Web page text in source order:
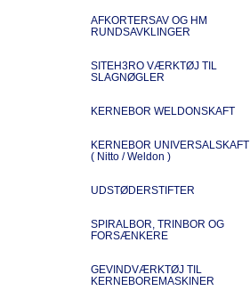
AFKORTERSAV OG HM
RUNDSAVKLINGER
SITEH3RO VÆRKTØJ TIL
SLAGNØGLER
KERNEBOR WELDONSKAFT
KERNEBOR UNIVERSALSKAFT
( Nitto / Weldon )
UDSTØDERSTIFTER
SPIRALBOR, TRINBOR OG
FORSÆNKERE
GEVINDVÆRKTØJ TIL
KERNEBOREMASKINER